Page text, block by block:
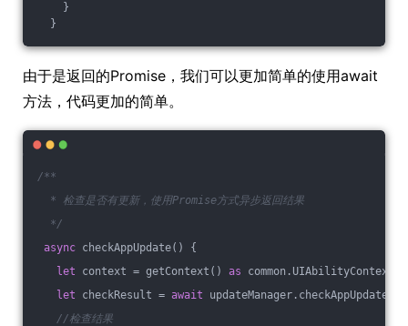
}
}
由于是返回的Promise，我们可以更加简单的使用await
方法，代码更加的简单。
/**
* 检查是否有更新，使用Promise方式异步返回结果
*/
async checkAppUpdate() {
let context = getContext() as common.UIAbilityContext
let checkResult = await
//检查结果